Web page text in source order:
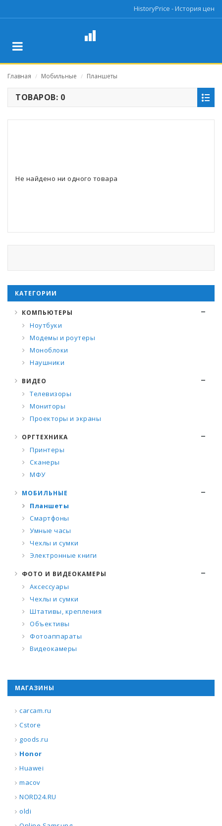
HistoryPrice - История цен
Главная / Мобильные / Планшеты
ТОВАРОВ: 0
Не найдено ни одного товара
КАТЕГОРИИ
КОМПЬЮТЕРЫ
Ноутбуки
Модемы и роутеры
Моноблоки
Наушники
ВИДЕО
Телевизоры
Мониторы
Проекторы и экраны
ОРГТЕХНИКА
Принтеры
Сканеры
МФУ
МОБИЛЬНЫЕ
Планшеты
Смартфоны
Умные часы
Чехлы и сумки
Электронные книги
ФОТО И ВИДЕОКАМЕРЫ
Аксессуары
Чехлы и сумки
Штативы, крепления
Объективы
Фотоаппараты
Видеокамеры
МАГАЗИНЫ
carcam.ru
Cstore
goods.ru
Honor
Huawei
macov
NORD24.RU
oldi